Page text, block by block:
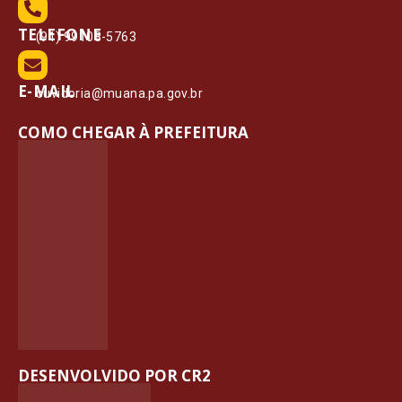
TELEFONE
(91) 99108-5763
E-MAIL
ouvidoria@muana.pa.gov.br
COMO CHEGAR À PREFEITURA
DESENVOLVIDO POR CR2